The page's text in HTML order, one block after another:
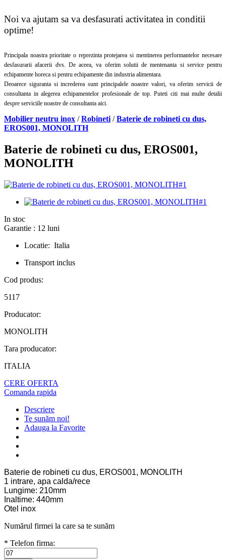
Noi va ajutam sa va desfasurati activitatea in conditii
optime!
Principala noastra prioritate o reprezinta protejarea si mentinerea performantelor necesare
desfasurarii afacerii dvs. De aceea, va oferim solutii de mentenanta si service pentru
echipamente horeca si pentru echipamente din industria alimentara.
Deoarece siguranta si increderea sunt principalele noastre valori, va oferim servicii de
consultanta in alegerea echipamentelor profesionale de top. Puteti citi mai multe detalii
despre serviciile noastre de consultanta aici.
Mobilier neutru inox /Robineti /Baterie de robineti cu dus,
EROS001, MONOLITH
Baterie de robineti cu dus, EROS001,
MONOLITH
In stoc
Garantie : 12 luni
Locatie: Italia
Transport inclus
Cod produs:
5117
Producator:
MONOLITH
Tara producator:
ITALIA
CERE OFERTA
Comanda rapida
Descriere
Te sunăm noi!
Adauga la Favorite
Baterie de robineti cu dus, EROS001, MONOLITH
1 intrare, apa calda/rece
Lungime: 210mm
Inaltime: 440mm
Otel inox
Numărul firmei la care sa te sunăm
* Telefon firma: